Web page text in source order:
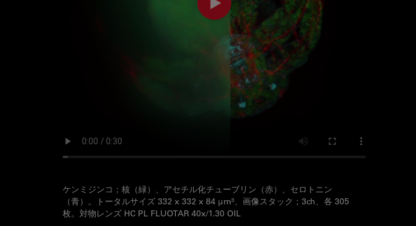
ケンミジンコ；核（緑）、アセチル化チューブリン（赤）、セロトニン
（青）。トータルサイズ 332 x 332 x 84 µm³、画像スタック；3ch、各 305
枚。対物レンズ HC PL FLUOTAR 40x/1.30 OIL